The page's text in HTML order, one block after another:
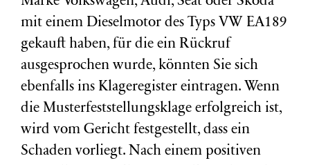
mit einem Dieselmotor des Typs VW EA189
gekauft haben, für die ein Rückruf
ausgesprochen wurde, könnten Sie sich
ebenfalls ins Klageregister eintragen. Wenn
die Musterfeststellungsklage erfolgreich ist,
wird vom Gericht festgestellt, dass ein
Schaden vorliegt. Nach einem positiven